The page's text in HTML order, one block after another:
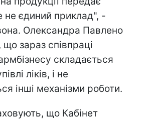
не єдиний приклад", -
Олександра Павлено
зараз співпраці
складається
ліків, і не
інші механізми роботи.
що Кабінет